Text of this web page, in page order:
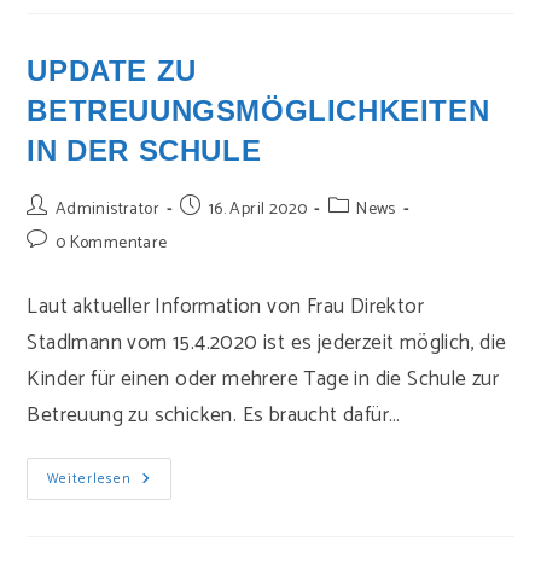
UPDATE ZU
BETREUUNGSMÖGLICHKEITEN
IN DER SCHULE
Beitrags-
Autor:
Administrator
Beitrag16. April 2020
Beitrags-
News
Beitrags-
0 Kommentare
Laut aktueller Information von Frau Direktor
Stadlmann vom 15.4.2020 ist es jederzeit möglich, die
Kinder für einen oder mehrere Tage in die Schule zur
Betreuung zu schicken. Es braucht dafür…
Weiterlesen Update
Zu